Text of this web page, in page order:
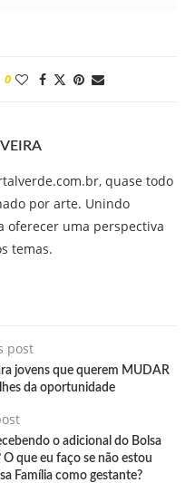
0
quase todo
por arte. Unindo
oferecer uma perspectiva
temas.
post
jovens que querem MUDAR
da oportunidade
o adicional do Bolsa
que eu faço se não estou
Família como gestante?